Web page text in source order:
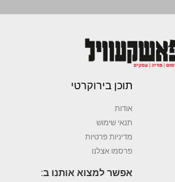
תוכן בירוקרטי
אודות
תנאי שימוש
מדיניות פרטיות
פרסמו אצלנו
אפשר למצוא אותנו ב: